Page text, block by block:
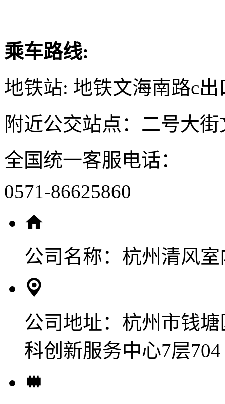
乘车路线:
地铁站: 地铁文海南路c出
附近公交站点：二号大
全国统一客服电话：
0571-86625860
公司名称： 杭州清风
公司地址： 杭州市钱
科创新服务中心7层704